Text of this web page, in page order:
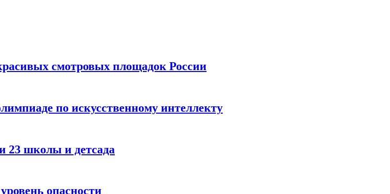
смотровых площадок России
по искусственному интеллекту
23 школы и детсада
опасности